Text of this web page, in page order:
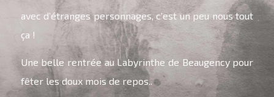
avec d’étranges personnages, c’est un peu nous tout
ça !
Une belle rentrée au Labyrinthe de Beaugency pour
fêter les doux mois de repos..